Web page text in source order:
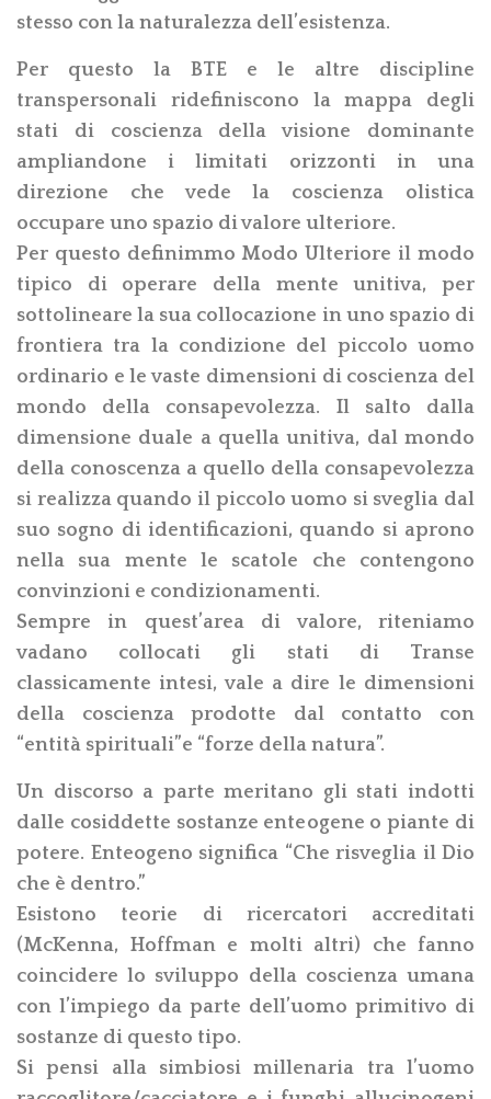
stesso con la naturalezza dell’esistenza.
Per questo la BTE e le altre discipline
transpersonali ridefiniscono la mappa degli
stati di coscienza della visione dominante
ampliandone i limitati orizzonti in una
direzione che vede la coscienza olistica
occupare uno spazio di valore ulteriore.
Per questo definimmo Modo Ulteriore il modo
tipico di operare della mente unitiva, per
sottolineare la sua collocazione in uno spazio di
frontiera tra la condizione del piccolo uomo
ordinario e le vaste dimensioni di coscienza del
mondo della consapevolezza. Il salto dalla
dimensione duale a quella unitiva, dal mondo
della conoscenza a quello della consapevolezza
si realizza quando il piccolo uomo si sveglia dal
suo sogno di identificazioni, quando si aprono
nella sua mente le scatole che contengono
convinzioni e condizionamenti.
Sempre in quest’area di valore, riteniamo
vadano collocati gli stati di Transe
classicamente intesi, vale a dire le dimensioni
della coscienza prodotte dal contatto con
“entità spirituali”e “forze della natura”.
Un discorso a parte meritano gli stati indotti
dalle cosiddette sostanze enteogene o piante di
potere. Enteogeno significa “Che risveglia il Dio
che è dentro.”
Esistono teorie di ricercatori accreditati
(McKenna, Hoffman e molti altri) che fanno
coincidere lo sviluppo della coscienza umana
con l’impiego da parte dell’uomo primitivo di
sostanze di questo tipo.
Si pensi alla simbiosi millenaria tra l’uomo